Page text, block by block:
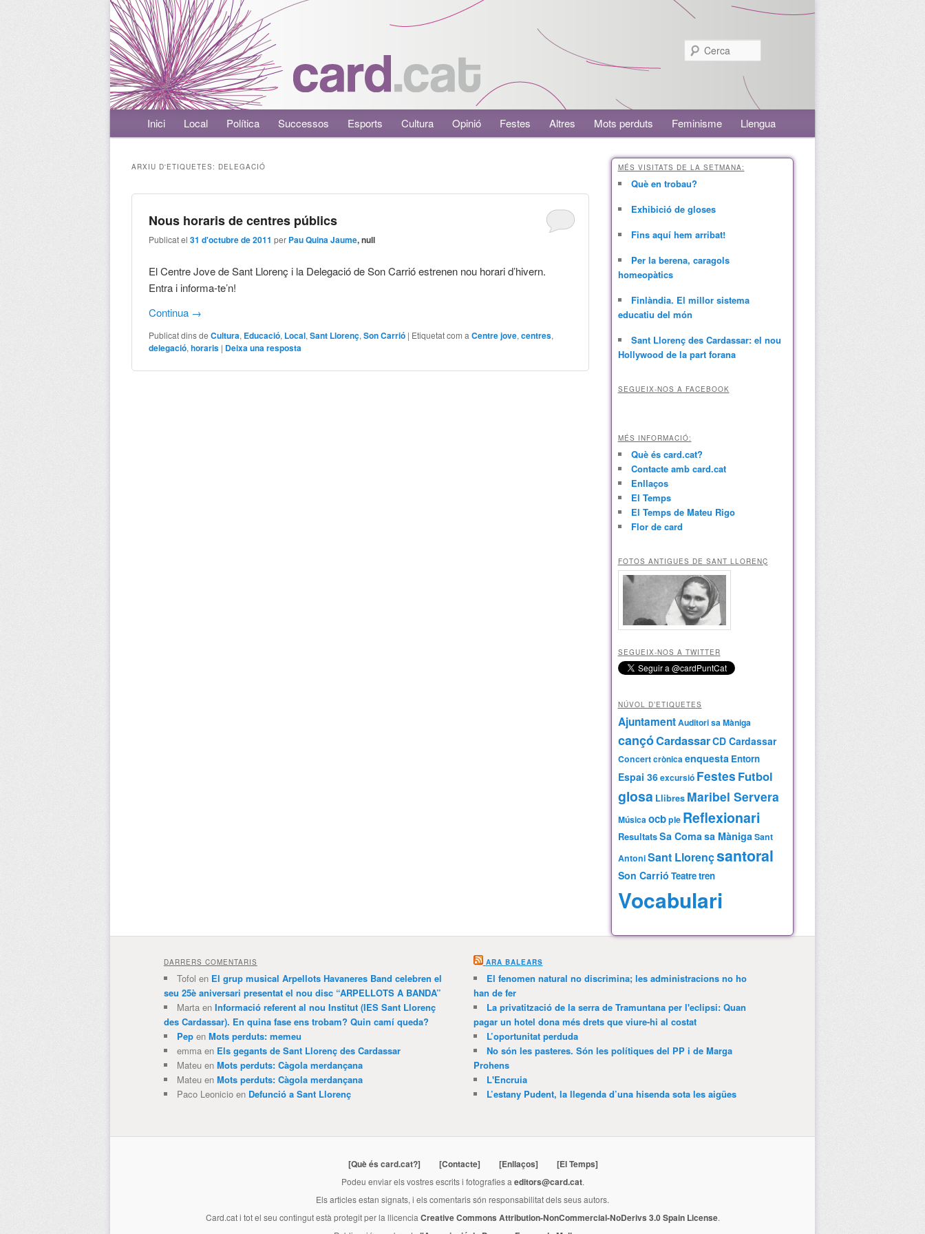
Menú principalAneu al contingut principal
Aneu al contingut secundari
Inici Local Política Successos Esports Cultura Opinió Festes Altres Mots perduts Feminisme Llengua
ARXIU D'ETIQUETES: DELEGACIÓ
Nous horaris de centres públics
Publicat el31 d'octubre de 2011 per Pau Quina Jaume, null
El Centre Jove de Sant Llorenç i la Delegació de Son Carrió estrenen nou horari d’hivern.
Entra i informa-te’n!
Continua →
Publicat dins de Cultura, Educació, Local,Sant Llorenç,Son Carrió | Etiquetat com a Centre jove,centres,
delegació,horaris | Deixa una resposta
MÉS VISITATS DE LA SETMANA:
Què en trobau?
Exhibició de gloses
Fins aquí hem arribat!
Per la berena, caragols
homeopàtics
Finlàndia. El millor sistema
educatiu del món
Sant Llorenç des Cardassar: el nou
Hollywood de la part forana
SEGUEIX-NOS A FACEBOOK
MÉS INFORMACIÓ:
Què és card.cat?
Contacte amb card.cat
Enllaços
El Temps
El Temps de Mateu Rigo
Flor de card
FOTOS ANTIGUES DE SANT LLORENÇ
SEGUEIX-NOS A TWITTER
NÚVOL D’ETIQUETES
AjuntamentAuditori sa Màniga
cançóCardassarCD Cardassar
Concertcrònicaenquesta Entorn
Espai 36excursió Festes Futbol
glosa Llibres Maribel Servera
Músicaocbple Reflexionari
ResultatsSa Comasa MànigaSant
AntoniSant Llorençsantoral
Son Carrió Teatretren
Vocabulari
DARRERS COMENTARIS
Tofol en El grup musical Arpellots Havaneres Band celebren el
seu 25è aniversari presentat el nou disc “ARPELLOTS A BANDA”
Martaen Informació referent al nou Institut (IES Sant Llorenç
des Cardassar). En quina fase ens trobam? Quin camí queda?
Pepen Mots perduts: memeu
emmaen Els gegants de Sant Llorenç des Cardassar
Mateuen Mots perduts: Càgola merdançana
Mateuen Mots perduts: Càgola merdançana
Paco Leonicioen Defunció a Sant Llorenç
ARA BALEARS
El fenomen natural no discrimina; les administracions no ho
han de fer
La privatització de la serra de Tramuntana per l'eclipsi: Quan
pagar un hotel dona més drets que viure-hi al costat
L’oportunitat perduda
No són les pasteres. Són les polítiques del PP i de Marga
Prohens
L'Encruia
L’estany Pudent, la llegenda d’una hisenda sota les aigües
[Què és card.cat?] [Contacte] [Enllaços] [El Temps]
Podeu enviar els vostres escrits i fotografies a editors@card.cat.
Els articles estan signats, i els comentaris són responsabilitat dels seus autors.
Card.cati tot el seu contingut està protegit per la llicencia Creative Commons Attribution-NonCommercial-NoDerivs 3.0 Spain License.